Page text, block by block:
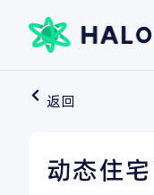
返回
动态住